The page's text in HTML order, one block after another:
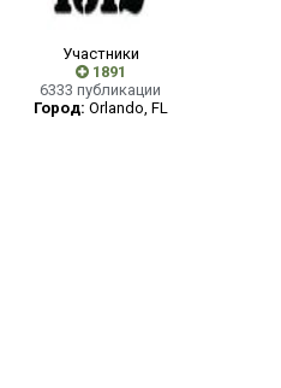
Участники
1891
6333 публикации
Город: Orlando, FL